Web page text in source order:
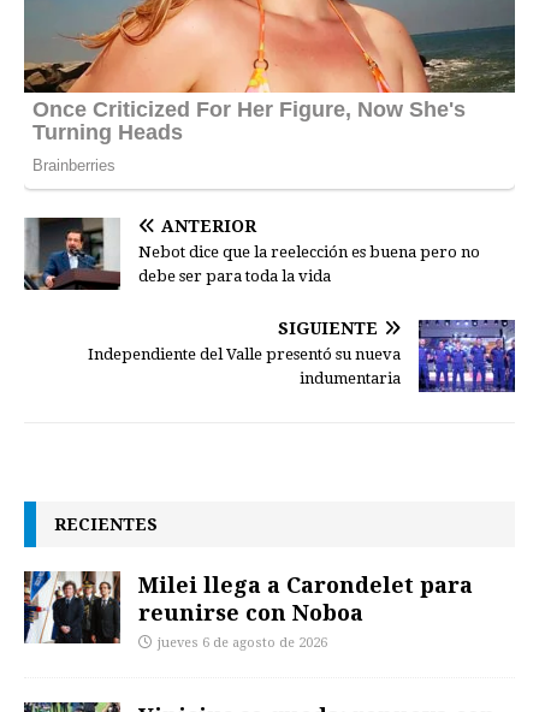
ANTERIOR
Nebot dice que la reelección es buena pero no
debe ser para toda la vida
SIGUIENTE
Independiente del Valle presentó su nueva
indumentaria
RECIENTES
Milei llega a Carondelet para
reunirse con Noboa
jueves 6 de agosto de 2026